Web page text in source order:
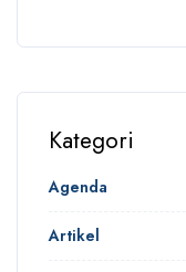
Kategori
Agenda
Artikel